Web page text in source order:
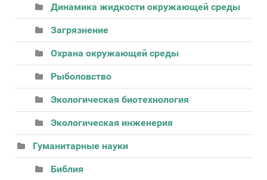
Динамика жидкости окружающей среды
Загрязнение
Охрана окружающей среды
Рыболовство
Экологическая биотехнология
Экологическая инженерия
Гуманитарные науки
Библия